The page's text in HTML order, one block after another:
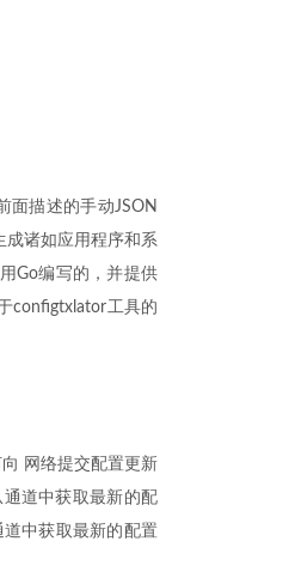
面描述的手动JSON
成诸如应用程序和系
Go编写的，并提供
configtxlator工具的
网络提交配置更新
通道中获取最新的配
中获取最新的配置